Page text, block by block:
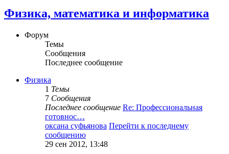
Физика, математика и информатика
Форум
Темы
Сообщения
Последнее сообщение
Физика
1 Темы
7 Сообщения
Последнее сообщение Re: Профессиональная
готовнос…
оксана суфьянова Перейти к последнему
сообщению
29 сен 2012, 13:48